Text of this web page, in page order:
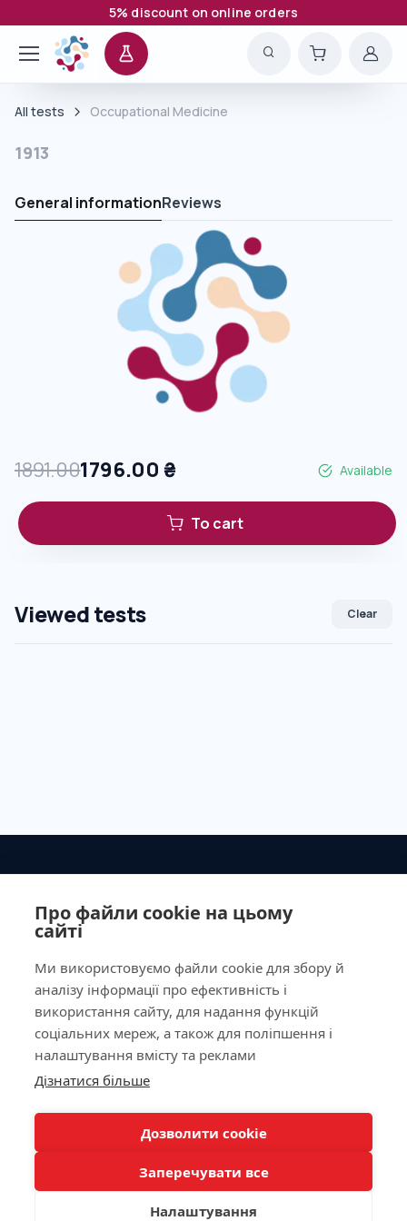
Про файли cookie на цьому
сайті
Ми використовуємо файли cookie для збору й
аналізу інформації про ефективність і
використання сайту, для надання функцій
соціальних мереж, а також для поліпшення і
налаштування вмісту та реклами
Дізнатися більше
Дозволити cookie
Заперечувати все
Налаштування
5% discount on online orders
All tests Occupational Medicine
1913
General informationReviews
1891.001796.00 ₴ Available
To cart
Viewed tests Clear
September 23, 2011
Our Address
Laboratory
For Patients
Doctor appointment
Autoimmunology /
КНОПКА